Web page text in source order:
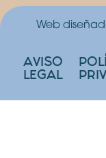
Web
AVISO
LEGAL